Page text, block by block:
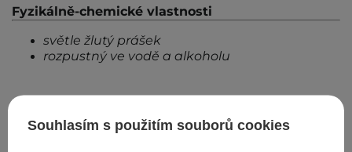
Fyzikálně-chemické vlastnosti
světle žlutý prášek
rozpustný ve vodě a alkoholu
Zpět do Cosipedia
Souhlasím s použitím souborů cookies